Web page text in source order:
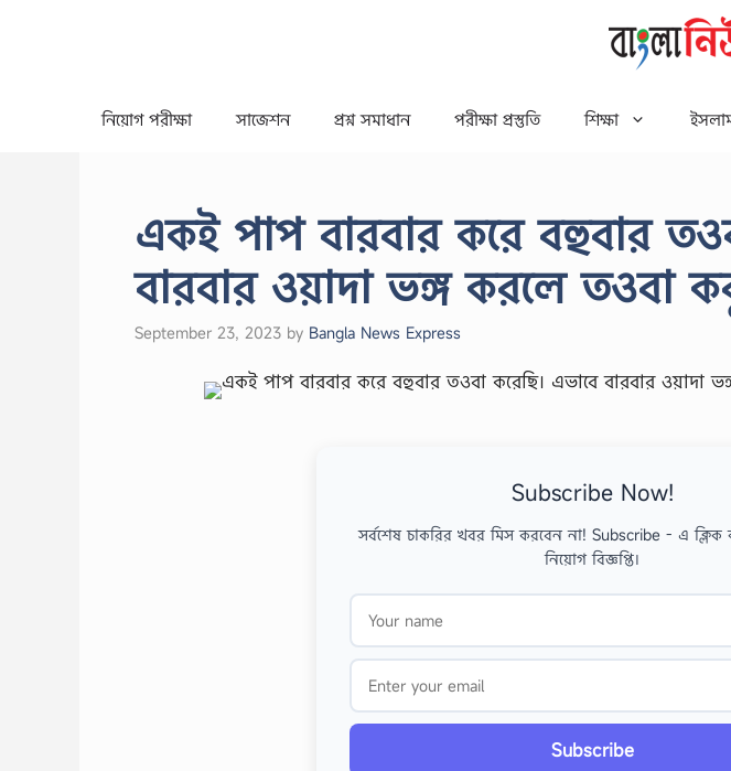
নিয়োগ পরীক্ষা সাজেশন প্রশ্ন সমাধান পরীক্ষা প্রস্তুতি শিক্ষা
একই পাপ বারবার করে বহুবার
বারবার ওয়াদা ভঙ্গ করলে তওবা
September 23, 2023 by Bangla News Express
Subscribe Now!
সর্বশেষ চাকরির খবর মিস করবেন না! Subscribe - এ
নিয়োগ বিজ্ঞপ্তি।
Subscribe